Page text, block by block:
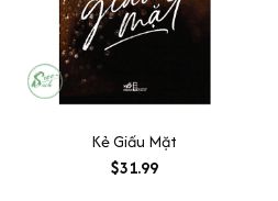
Kẻ Giấu Mặt
$31.99